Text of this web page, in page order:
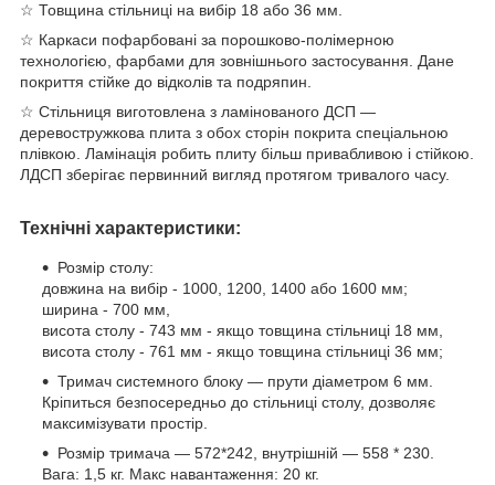
☆ Товщина стільниці на вибір 18 або 36 мм.
☆ Каркаси пофарбовані за порошково-полімерною
технологією, фарбами для зовнішнього застосування. Дане
покриття стійке до відколів та подряпин.
☆ Стільниця виготовлена з ламінованого ДСП —
деревостружкова плита з обох сторін покрита спеціальною
плівкою. Ламінація робить плиту більш привабливою і стійкою.
ЛДСП зберігає первинний вигляд протягом тривалого часу.
Технічні характеристики:
Розмір столу:
довжина на вибір - 1000, 1200, 1400 або 1600 мм;
ширина - 700 мм,
висота столу - 743 мм - якщо товщина стільниці 18 мм,
висота столу - 761 мм - якщо товщина стільниці 36 мм;
Тримач системного блоку — прути діаметром 6 мм.
Кріпиться безпосередньо до стільниці столу, дозволяє
максимізувати простір.
Розмір тримача — 572*242, внутрішній — 558 * 230.
Вага: 1,5 кг. Макс навантаження: 20 кг.